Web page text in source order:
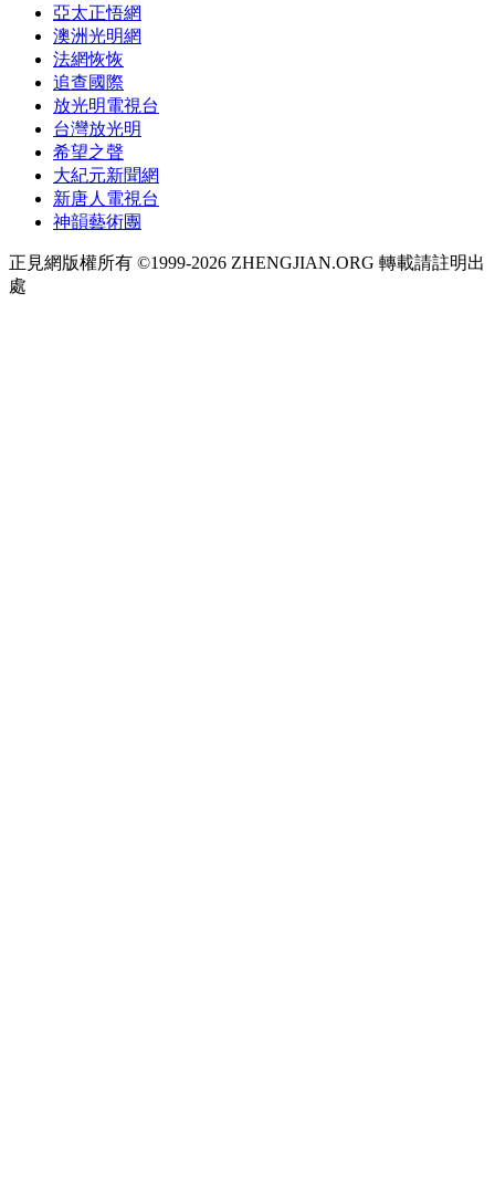
亞太正悟網
澳洲光明網
法網恢恢
追查國際
放光明電視台
台灣放光明
希望之聲
大紀元新聞網
新唐人電視台
神韻藝術團
正見網版權所有 ©1999-2026 ZHENGJIAN.ORG 轉載請註明出
處